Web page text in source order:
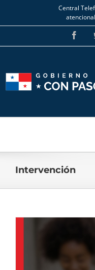
Central
Intervención